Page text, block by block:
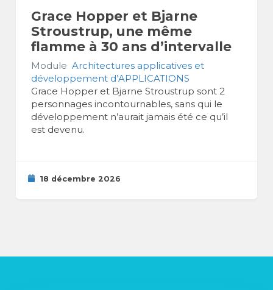
Grace Hopper et Bjarne
Stroustrup, une même
flamme à 30 ans d’intervalle
Module Architectures applicatives et
développement d’APPLICATIONS
Grace Hopper et Bjarne Stroustrup sont 2
personnages incontournables, sans qui le
développement n’aurait jamais été ce qu’il
est devenu.
18 décembre 2026